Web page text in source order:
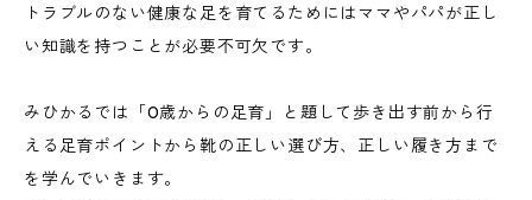
トラブルのない健康な足を育てるためにはママやパパが正し
い知識を持つことが必要不可欠です。
みひかるでは「0歳からの足育」と題して歩き出す前から行
える足育ポイントから靴の正しい選び方、正しい履き方まで
を学んでいきます。